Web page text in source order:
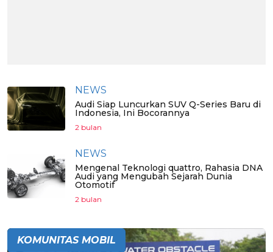
NEWS
Audi Siap Luncurkan SUV Q-Series Baru di
Indonesia, Ini Bocorannya
2 bulan
NEWS
Mengenal Teknologi quattro, Rahasia DNA
Audi yang Mengubah Sejarah Dunia
Otomotif
2 bulan
KOMUNITAS MOBIL